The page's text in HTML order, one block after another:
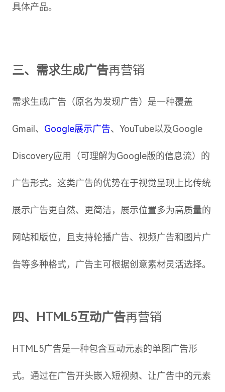
具体产品。
三、需求生成广告再营销
需求生成广告（原名为发现广告）是一种覆盖
Gmail、 Google展示广告、YouTube以及Google
Discovery应用（可理解为Google版的信息流）的
广告形式。这类广告的优势在于视觉呈现上比传统
展示广告更自然、更简洁，展示位置多为高质量的
网站和版位，且支持轮播广告、视频广告和图片广
告等多种格式，广告主可根据创意素材灵活选择。
四、HTML5互动广告再营销
HTML5广告是一种包含互动元素的单图广告形
式。通过在广告开头嵌入短视频、让广告中的元素